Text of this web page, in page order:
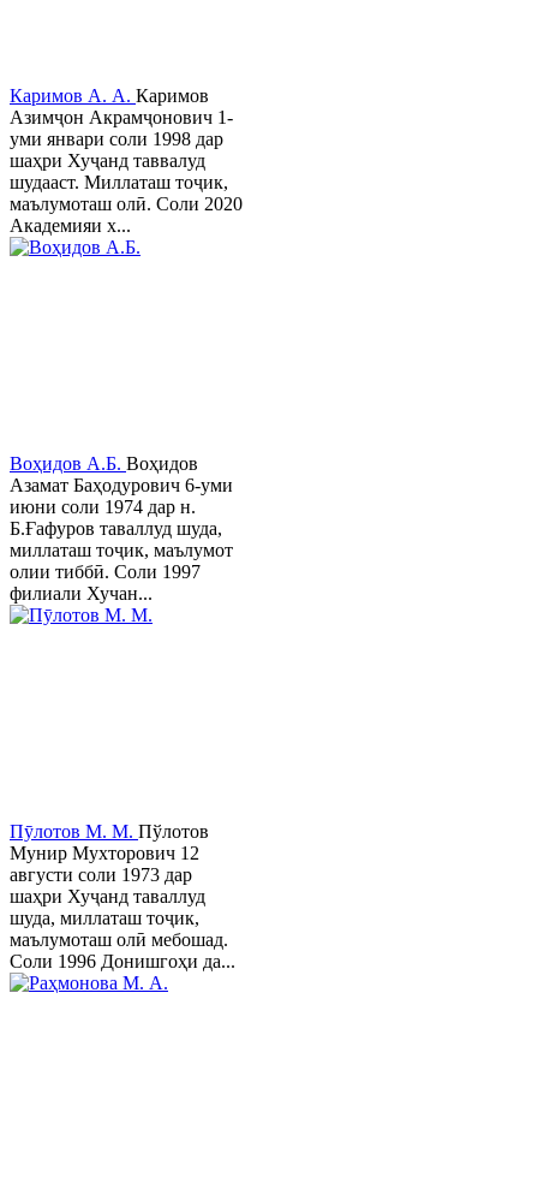
Каримов А. А. Каримов
Азимҷон Акрамҷонович 1-
уми январи соли 1998 дар
шаҳри Хуҷанд таввалуд
шудааст. Миллаташ тоҷик,
маълумоташ олӣ. Соли 2020
Академияи х...
Воҳидов А.Б. Воҳидов
Азамат Баҳодурович 6-уми
июни соли 1974 дар н.
Б.Ғафуров таваллуд шуда,
миллаташ тоҷик, маълумот
олии тиббӣ. Соли 1997
филиали Хучан...
Пӯлотов М. М. Пўлотов
Мунир Мухторович 12
августи соли 1973 дар
шаҳри Хуҷанд таваллуд
шуда, миллаташ тоҷик,
маълумоташ олӣ мебошад.
Соли 1996 Донишгоҳи да...